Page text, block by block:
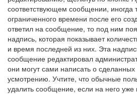
соответствующем сообщении, иногда
ограниченного времени после его
ответил на сообщение, то под ним
надпись, которая показывает
и время последней из них. Эта
сообщение редактировал
они могут сами написать о
усмотрению. Учтите, что обычные
удалить сообщение, если на него уже